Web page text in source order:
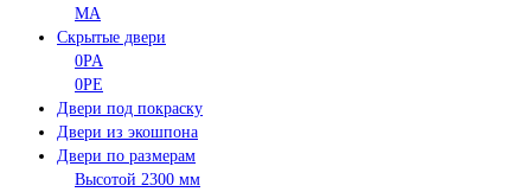
MA
Скрытые двери
0PA
0PE
Двери под покраску
Двери из экошпона
Двери по размерам
Высотой 2300 мм